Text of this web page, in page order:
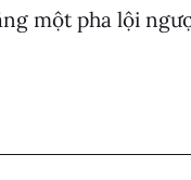
một pha lội